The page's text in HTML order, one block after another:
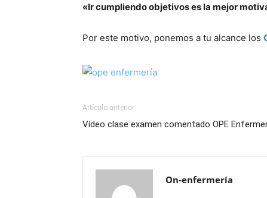
«Ir cumpliendo objetivos es la mejor
Por este motivo, ponemos a tu alcance los
Artículo anterior
Vídeo clase examen comentado OPE
On-enfermería